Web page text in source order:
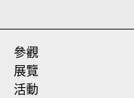
參觀
展覽
活動